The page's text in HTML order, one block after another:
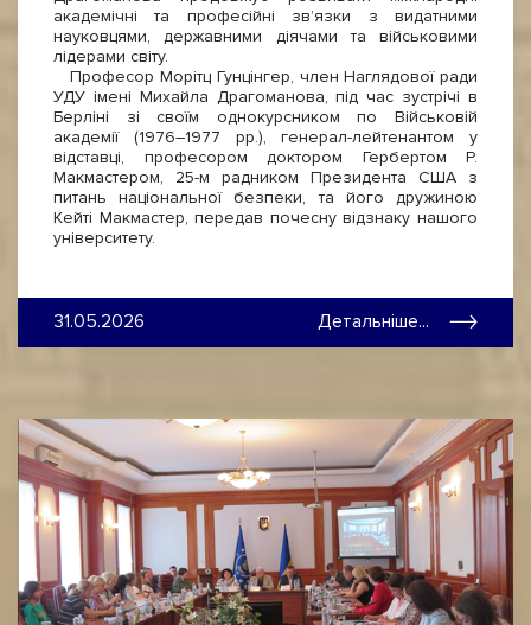
академічні та професійні зв’язки з видатними
науковцями, державними діячами та військовими
лідерами світу.
Професор Морітц Гунцінгер, член Наглядової ради
УДУ імені Михайла Драгоманова, під час зустрічі в
Берліні зі своїм однокурсником по Військовій
академії (1976–1977 рр.), генерал-лейтенантом у
відставці, професором доктором Гербертом Р.
Макмастером, 25-м радником Президента США з
питань національної безпеки, та його дружиною
Кейті Макмастер, передав почесну відзнаку нашого
університету.
31.05.2026 Детальніше...